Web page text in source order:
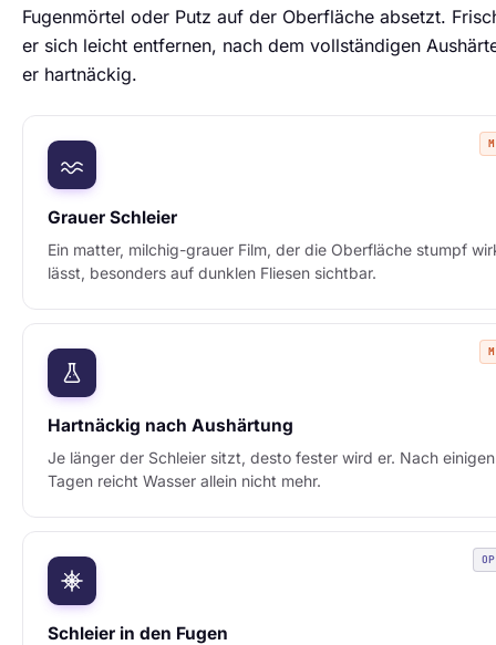
Fugenmörtel oder Putz auf der Oberfläche absetzt.
er sich leicht entfernen, nach dem vollständigen
er hartnäckig.
Grauer Schleier
Ein matter, milchig-grauer Film, der die Oberfläche stumpf
lässt, besonders auf dunklen Fliesen sichtbar.
Hartnäckig nach Aushärtung
Je länger der Schleier sitzt, desto fester wird er. Nach einigen
Tagen reicht Wasser allein nicht mehr.
Schleier in den Fugen